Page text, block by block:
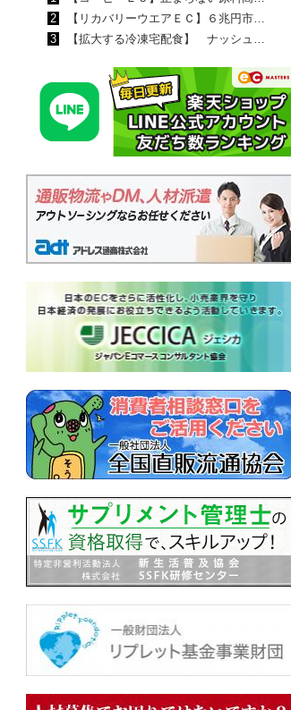
2
【リカバリーウエアＥＣ】６兆円市…
3
【拡大する冷凍宅配食】 ナッシュ…